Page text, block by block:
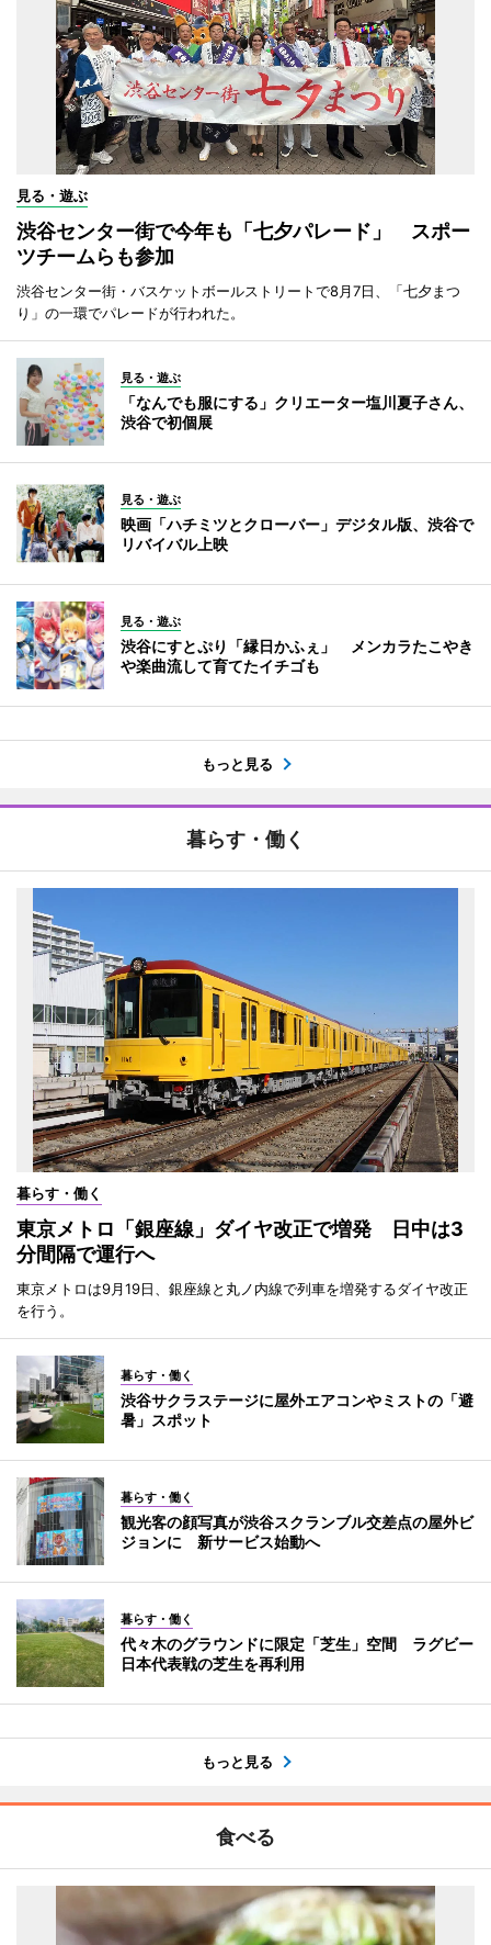
見る・遊ぶ
渋谷センター街で今年も「七夕パレード」 スポー
ツチームらも参加
渋谷センター街・バスケットボールストリートで8月7日、「七夕まつ
り」の一環でパレードが行われた。
見る・遊ぶ
「なんでも服にする」クリエーター塩川夏子さん、
渋谷で初個展
見る・遊ぶ
映画「ハチミツとクローバー」デジタル版、渋谷で
リバイバル上映
見る・遊ぶ
渋谷にすとぷり「縁日かふぇ」 メンカラたこやき
や楽曲流して育てたイチゴも
もっと見る
暮らす・働く
暮らす・働く
東京メトロ「銀座線」ダイヤ改正で増発 日中は3
分間隔で運行へ
東京メトロは9月19日、銀座線と丸ノ内線で列車を増発するダイヤ改正
を行う。
暮らす・働く
渋谷サクラステージに屋外エアコンやミストの「避
暑」スポット
暮らす・働く
観光客の顔写真が渋谷スクランブル交差点の屋外ビ
ジョンに 新サービス始動へ
暮らす・働く
代々木のグラウンドに限定「芝生」空間 ラグビー
日本代表戦の芝生を再利用
もっと見る
食べる